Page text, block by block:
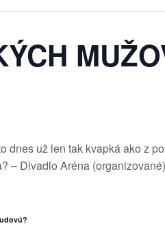
dnes už len tak kvapká ako z
– Divadlo Aréna (organizované)